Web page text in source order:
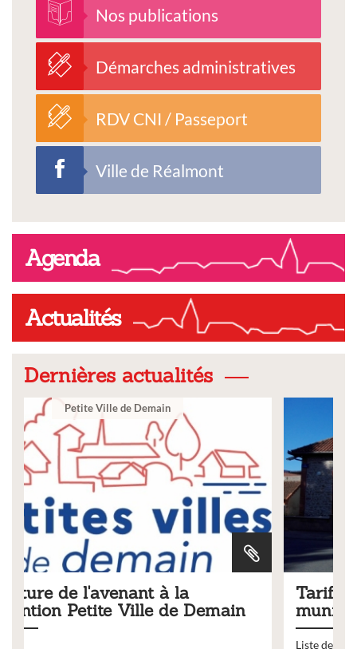
Nos publications
Démarches administratives
RDV CNI / Passeport
Ville de Réalmont
Agenda
Actualités
Dernières actualités
Tarifs 2026 des services
municipaux